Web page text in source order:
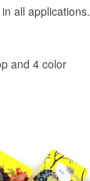
all applications.
and 4 color